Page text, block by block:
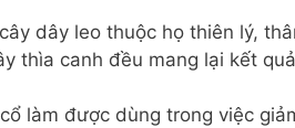
dây leo thuộc họ thiên lý,
thìa canh đều mang lại kết
làm được dùng trong việc